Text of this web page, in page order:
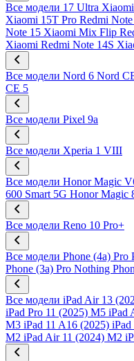
Все модели 17 Ultra
Xiaomi 15T Pro Redmi
Note 15 Xiaomi Mix Flip
Xiaomi Redmi Note 14S
Все модели Nord 6 Nord
CE 5
Все модели Pixel 9a
Все модели Xperia 1 VIII
Все модели Honor Magic
600 Smart 5G Honor Magic
Все модели Reno 10 Pro+
Все модели Phone (4a) Pro
Phone (3a) Pro Nothing
Все модели iPad Air 13
iPad Pro 11 (2025) M5 iPad
M3 iPad 11 A16 (2025)
M2 iPad Air 11 (2024) M2